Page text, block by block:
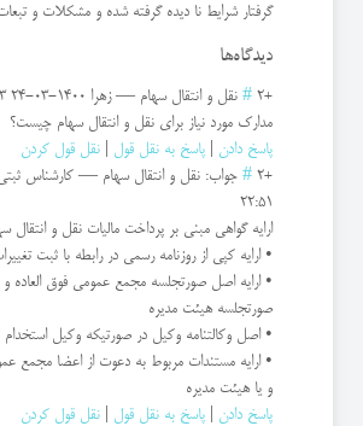
گرفتار شرایط نا دیده گرفته شده و مشکلات و
دیدگاه‌ها
+2
# نقل و انتقال سهام —زهرا 1400-03-24 22:33
مدارک مورد نیاز برای نقل و انتقال سهام چیست؟
پاسخ دادن
پاسخ به نقل قول
نقل قول کردن
+2
# جواب: نقل و انتقال سهام — کارشناس
22:51
ارایه گواهی مبنی بر پرداخت مالیات نقل و انتقال
• ارایه کپی از روزنامه رسمی در رابطه با ثبت
• ارایه اصل صورتجلسه مجمع عمومی فوق العاده و
صورتجلسه هیئت مدیره
• اصل وکالتنامه وکیل در صورتیکه وکیل استخدام
• ارایه مستندات مربوط به دعوت از اعضا مجمع
و یا هیئت مدیره
پاسخ دادن
پاسخ به نقل قول
نقل قول کردن